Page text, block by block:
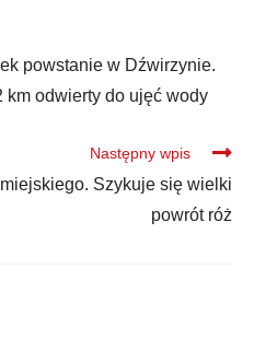
powstanie w Dźwirzynie.
km odwierty do ujęć wody
Następny wpis
Szykuje się wielki
powrót róż